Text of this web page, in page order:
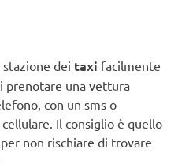
stazione dei taxi facilmente
prenotare una vettura
con un sms o
cellulare. Il consiglio è quello
per non rischiare di trovare